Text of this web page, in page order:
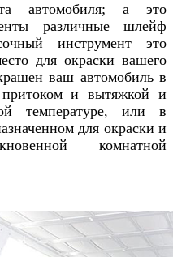
автомобиля; а это
различные шлейф
инструмент это
для окраски вашего
ваш автомобиль в
притоком и вытяжкой и
температуре, или в
для окраски и
комнатной